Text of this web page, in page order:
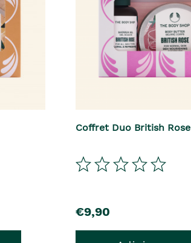
Coffret Duo British Rose
precio
€9,90